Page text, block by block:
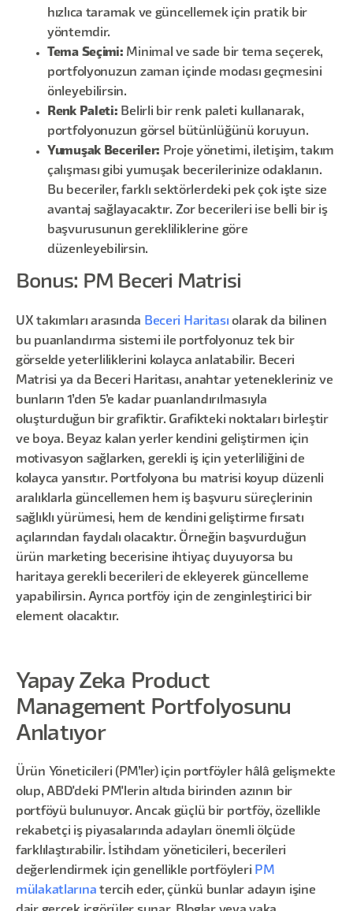
hızlıca taramak ve güncellemek için pratik bir
yöntemdir.
Tema Seçimi: Minimal ve sade bir tema seçerek,
portfolyonuzun zaman içinde modası geçmesini
önleyebilirsin.
Renk Paleti: Belirli bir renk paleti kullanarak,
portfolyonuzun görsel bütünlüğünü koruyun.
Yumuşak Beceriler: Proje yönetimi, iletişim, takım
çalışması gibi yumuşak becerilerinize odaklanın.
Bu beceriler, farklı sektörlerdeki pek çok işte size
avantaj sağlayacaktır. Zor becerileri ise belli bir iş
başvurusunun gerekliliklerine göre
düzenleyebilirsin.
Bonus: PM Beceri Matrisi
UX takımları arasında Beceri Haritası olarak da bilinen
bu puanlandırma sistemi ile portfolyonuz tek bir
görselde yeterliliklerini kolayca anlatabilir. Beceri
Matrisi ya da Beceri Haritası, anahtar yetenekleriniz ve
bunların 1’den 5’e kadar puanlandırılmasıyla
oluşturduğun bir grafiktir. Grafikteki noktaları birleştir
ve boya. Beyaz kalan yerler kendini geliştirmen için
motivasyon sağlarken, gerekli iş için yeterliliğini de
kolayca yansıtır. Portfolyona bu matrisi koyup düzenli
aralıklarla güncellemen hem iş başvuru süreçlerinin
sağlıklı yürümesi, hem de kendini geliştirme fırsatı
açılarından faydalı olacaktır. Örneğin başvurduğun
ürün marketing becerisine ihtiyaç duyuyorsa bu
haritaya gerekli becerileri de ekleyerek güncelleme
yapabilirsin. Ayrıca portföy için de zenginleştirici bir
element olacaktır.
Yapay Zeka Product
Management Portfolyosunu
Anlatıyor
Ürün Yöneticileri (PM’ler) için portföyler hâlâ gelişmekte
olup, ABD'deki PM'lerin altıda birinden azının bir
portföyü bulunuyor. Ancak güçlü bir portföy, özellikle
rekabetçi iş piyasalarında adayları önemli ölçüde
farklılaştırabilir. İstihdam yöneticileri, becerileri
değerlendirmek için genellikle portföyleri PM
mülakatlarına tercih eder, çünkü bunlar adayın işine